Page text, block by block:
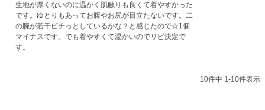
生地が厚くないのに温かく肌触りも良くて着やすかった
です。ゆとりもあってお腹やお尻が目立たないです。二
の腕が若干ピチっとしているかな？と感じたので☆1個
マイナスです。でも着やすくて温かいのでリピ決定で
す。
10件中 1-10件表示